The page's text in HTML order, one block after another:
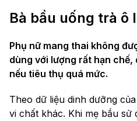
Bà bầu uống trà ô
Phụ nữ mang thai không
dùng với lượng rất hạn
nếu tiêu thụ quá mức.
Theo dữ liệu dinh dưỡng
vi chất khác. Khi mẹ bầu